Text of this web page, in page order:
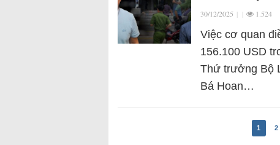
30/12/2025 | | 1.524
Việc cơ quan
156.100 USD
Thứ trưởng Bộ
Bá Hoan…
1 2